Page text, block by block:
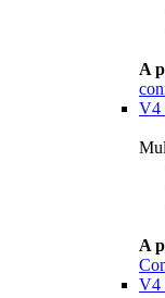
A
V4
A
V4